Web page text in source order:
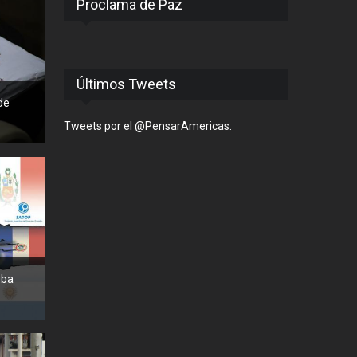
Proclama de Paz
Últimos Tweets
Tweets por el @PensarAmericas.